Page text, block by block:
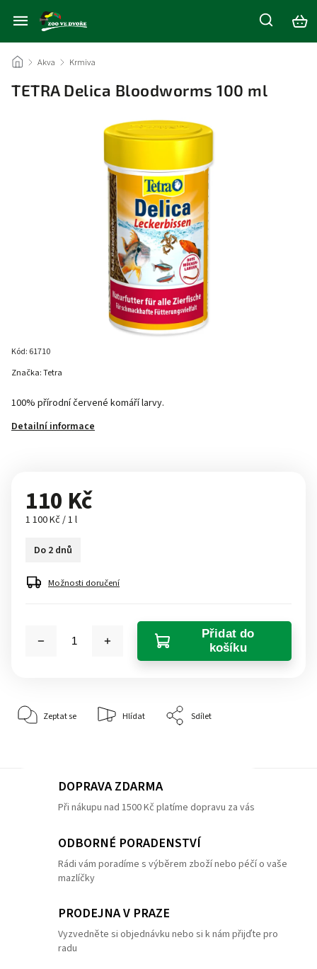
/ Akva / Krmiva
TETRA Delica Bloodworms 100 ml
Kód: 61710
100% přírodní červené komáří larvy.
Detailní informace
Značka:Tetra
110 Kč
1 100 Kč / 1 l
Do 2 dnů
Možnosti doručení
Přidat do
košíku
Zeptat se Hlídat Sdílet
DOPRAVA ZDARMA
Při nákupu nad 1500 Kč platíme dopravu za vás
ODBORNÉ PORADENSTVÍ
Rádi vám poradíme s výběrem zboží nebo péčí o vaše
mazlíčky
PRODEJNA V PRAZE
Vyzvedněte si objednávku nebo si k nám přijďte pro
radu